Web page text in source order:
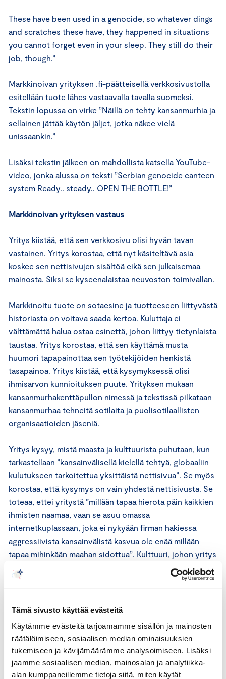
Tämä sivusto käyttää evästeitä
Käytämme evästeitä tarjoamamme sisällön ja mainosten
räätälöimiseen, sosiaalisen median ominaisuuksien
tukemiseen ja kävijämäärämme analysoimiseen. Lisäksi
jaamme sosiaalisen median, mainosalan ja analytiikka-
alan kumppaneillemme tietoja siitä, miten käytät
These have been used in a genocide, so whatever dings
and scratches these have, they happened in situations
you cannot forget even in your sleep. They still do their
job, though.”
Markkinoivan yrityksen .fi-päätteisellä verkkosivustolla
esitellään tuote lähes vastaavalla tavalla suomeksi.
Tekstin lopussa on virke ”Näillä on tehty kansanmurhia ja
sellainen jättää käytön jäljet, jotka näkee vielä
unissaankin.”
Lisäksi tekstin jälkeen on mahdollista katsella YouTube-
video, jonka alussa on teksti ”Serbian genocide canteen
system Ready.. steady.. OPEN THE BOTTLE!”
Markkinoivan yrityksen vastaus
Yritys kiistää, että sen verkkosivu olisi hyvän tavan
vastainen. Yritys korostaa, että nyt käsiteltävä asia
koskee sen nettisivujen sisältöä eikä sen julkaisemaa
mainosta. Siksi se kyseenalaistaa neuvoston toimivallan.
Markkinoitu tuote on sotaesine ja tuotteeseen liittyvästä
historiasta on voitava saada kertoa. Kuluttaja ei
välttämättä halua ostaa esinettä, johon liittyy tietynlaista
taustaa. Yritys korostaa, että sen käyttämä musta
huumori tapapainottaa sen työtekijöiden henkistä
tasapainoa. Yritys kiistää, että kysymyksessä olisi
ihmisarvon kunnioituksen puute. Yrityksen mukaan
kansanmurhakenttäpullon nimessä ja tekstissä pilkataan
kansanmurhaa tehneitä sotilaita ja puolisotilaallisten
organisaatioiden jäseniä.
Yritys kysyy, mistä maasta ja kulttuurista puhutaan, kun
tarkastellaan ”kansainvälisellä kielellä tehtyä, globaaliin
kulutukseen tarkoitettua yksittäistä nettisivua”. Se myös
korostaa, että kysymys on vain yhdestä nettisivusta. Se
toteaa, ettei yritystä ”millään tapaa hierota päin kaikkien
ihmisten naamaa, vaan se asuu omassa
internetkuplassaan, joka ei nykyään firman hakiessa
aggressiivista kansainvälistä kasvua ole enää millään
tapaa mihinkään maahan sidottua”. Kulttuuri, johon yritys
kuuluu, ymmärtää huumoria eikä loukkaannu herkästi.
Kulttuuri on myös hyvin laaja: yritys tavoittaa
maailmaa, jossa kaupallinen viesti on tiukasti erotettu
tietoa antavasta tai viihteellisestä sisällöstä. ICC:n
säännöt perustuvat oletukseen, että jonkin asian ilmaisu
taiteellisessa sisällössä on ok, mutta saman sisällön